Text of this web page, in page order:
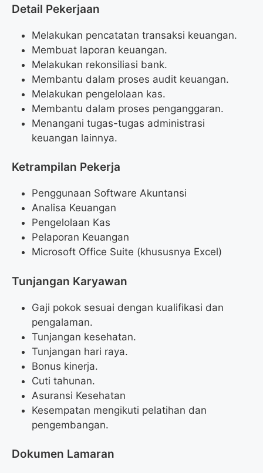
Detail Pekerjaan
Melakukan pencatatan transaksi keuangan.
Membuat laporan keuangan.
Melakukan rekonsiliasi bank.
Membantu dalam proses audit keuangan.
Melakukan pengelolaan kas.
Membantu dalam proses penganggaran.
Menangani tugas-tugas administrasi
keuangan lainnya.
Ketrampilan Pekerja
Penggunaan Software Akuntansi
Analisa Keuangan
Pengelolaan Kas
Pelaporan Keuangan
Microsoft Office Suite (khususnya Excel)
Tunjangan Karyawan
Gaji pokok sesuai dengan kualifikasi dan
pengalaman.
Tunjangan kesehatan.
Tunjangan hari raya.
Bonus kinerja.
Cuti tahunan.
Asuransi Kesehatan
Kesempatan mengikuti pelatihan dan
pengembangan.
Dokumen Lamaran